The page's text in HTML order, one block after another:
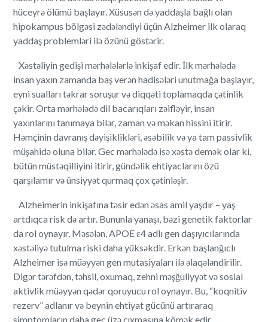
hüceyrə ölümü başlayır. Xüsusən də yaddaşla bağlı olan
hipokampus bölgəsi zədələndiyi üçün Alzheimer ilk olaraq
yaddaş problemləri ilə özünü göstərir.
Xəstəliyin gedişi mərhələlərlə inkişaf edir. İlk mərhələdə
insan yaxın zamanda baş verən hadisələri unutmağa başlayır,
eyni sualları təkrar soruşur və diqqəti toplamaqda çətinlik
çəkir. Orta mərhələdə dil bacarıqları zəifləyir, insan
yaxınlarını tanımaya bilər, zaman və məkan hissini itirir.
Həmçinin davranış dəyişiklikləri, əsəbilik və ya tam passivlik
müşahidə oluna bilər. Gec mərhələdə isə xəstə demək olar ki,
bütün müstəqilliyini itirir, gündəlik ehtiyaclarını özü
qarşılamır və ünsiyyət qurmaq çox çətinləşir.
Alzheimerin inkişafına təsir edən əsas amil yaşdır – yaş
artdıqca risk də artır. Bununla yanaşı, bəzi genetik faktorlar
da rol oynayır. Məsələn, APOE ε4 adlı gen daşıyıcılarında
xəstəliyə tutulma riski daha yüksəkdir. Erkən başlanğıclı
Alzheimer isə müəyyən gen mutasiyaları ilə əlaqələndirilir.
Digər tərəfdən, təhsil, oxumaq, zehni məşğuliyyət və sosial
aktivlik müəyyən qədər qoruyucu rol oynayır. Bu, “koqnitiv
rezerv” adlanır və beynin ehtiyat gücünü artıraraq
simptomların daha gec üzə çıxmasına kömək edir.